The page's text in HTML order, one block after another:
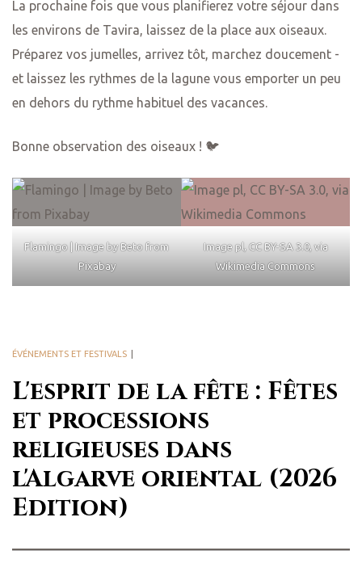
La prochaine fois que vous planifierez votre séjour dans
les environs de Tavira, laissez de la place aux oiseaux.
Préparez vos jumelles, arrivez tôt, marchez doucement -
et laissez les rythmes de la lagune vous emporter un peu
en dehors du rythme habituel des vacances.
Bonne observation des oiseaux ! 🐦
Flamingo | Image by Beto from
Pixabay
Image pl, CC BY-SA 3.0, via
Wikimedia Commons
L'esprit de la fête : Fêtes
et processions
religieuses dans
l'Algarve oriental (2026
Edition)
ÉVÉNEMENTS ET FESTIVALS